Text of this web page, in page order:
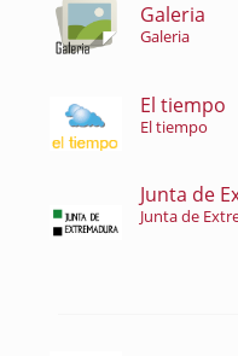
Galeria
Galeria
El tiempo
El tiempo
Junta de
Junta de